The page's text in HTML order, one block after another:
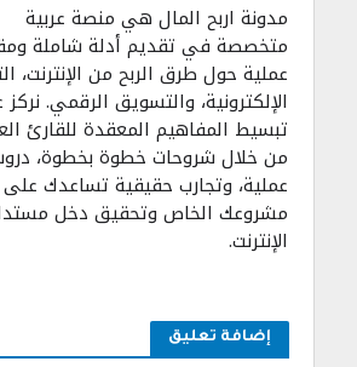
مدونة اربح المال هي منصة عربية
متخصصة في تقديم أدلة شاملة
عملية حول طرق الربح من الإنترنت،
الإلكترونية، والتسويق الرقمي.
تبسيط المفاهيم المعقدة للقارئ
من خلال شروحات خطوة بخطوة،
عملية، وتجارب حقيقية تساعدك على
مشروعك الخاص وتحقيق دخل
الإنترنت.
إضافة تعليق